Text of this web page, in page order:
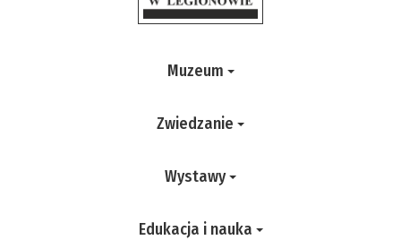
Muzeum
Zwiedzanie
Wystawy
Edukacja i nauka